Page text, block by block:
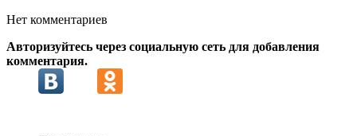
Нет комментариев
Авторизуйтесь через социальную сеть для добавления
комментария.